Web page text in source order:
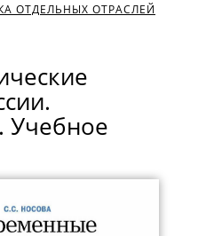
ОТДЕЛЬНЫХ ОТРАСЛЕЙ
Учебное